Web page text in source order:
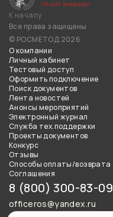
К началу
Все права защищены
© РОСМЕТОД 2026
О компании
Личный кабинет
Тестовый доступ
Оформить подключение
Поиск документов
Лента новостей
Анонсы мероприятий
Электронный журнал
Служба тех.поддержки
Проекты документов
Конкурс
Отзывы
Способы оплаты/возврата
Соглашения
8 (800) 300-83-09
officeros@yandex.ru